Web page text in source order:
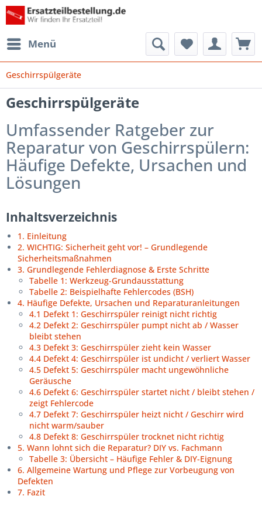
Menü
Geschirrspülgeräte
Geschirrspülgeräte
Umfassender Ratgeber zur
Reparatur von Geschirrspülern:
Häufige Defekte, Ursachen und
Lösungen
Inhaltsverzeichnis
1. Einleitung
2. WICHTIG: Sicherheit geht vor! – Grundlegende
Sicherheitsmaßnahmen
3. Grundlegende Fehlerdiagnose & Erste Schritte
Tabelle 1: Werkzeug-Grundausstattung
Tabelle 2: Beispielhafte Fehlercodes (BSH)
4. Häufige Defekte, Ursachen und Reparaturanleitungen
4.1 Defekt 1: Geschirrspüler reinigt nicht richtig
4.2 Defekt 2: Geschirrspüler pumpt nicht ab / Wasser
bleibt stehen
4.3 Defekt 3: Geschirrspüler zieht kein Wasser
4.4 Defekt 4: Geschirrspüler ist undicht / verliert Wasser
4.5 Defekt 5: Geschirrspüler macht ungewöhnliche
Geräusche
4.6 Defekt 6: Geschirrspüler startet nicht / bleibt stehen /
zeigt Fehlercode
4.7 Defekt 7: Geschirrspüler heizt nicht / Geschirr wird
nicht warm/sauber
4.8 Defekt 8: Geschirrspüler trocknet nicht richtig
5. Wann lohnt sich die Reparatur? DIY vs. Fachmann
Tabelle 3: Übersicht – Häufige Fehler & DIY-Eignung
6. Allgemeine Wartung und Pflege zur Vorbeugung von
Defekten
7. Fazit